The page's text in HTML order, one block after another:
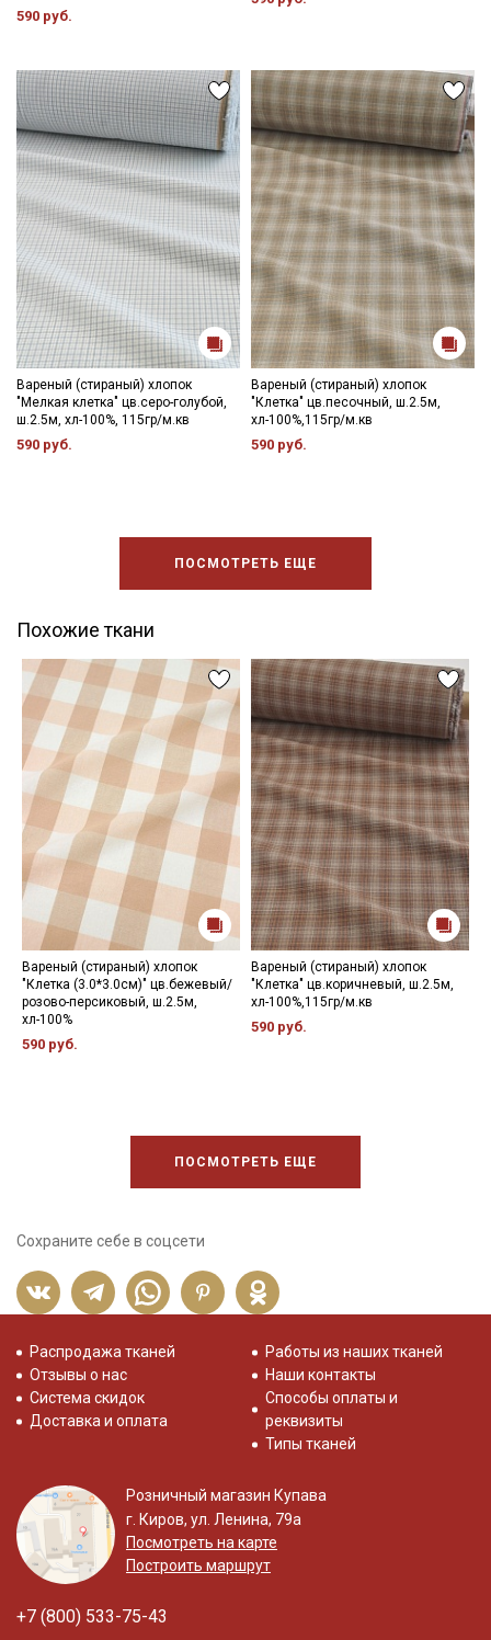
590 руб.
Вареный (стираный) хлопок
"Мелкая клетка" цв.серо-голубой,
ш.2.5м, хл-100%, 115гр/м.кв
590 руб.
Вареный (стираный) хлопок
"Клетка" цв.песочный, ш.2.5м,
хл-100%,115гр/м.кв
590 руб.
ПОСМОТРЕТЬ ЕЩЕ
Похожие ткани
Вареный (стираный) хлопок
"Клетка (3.0*3.0см)" цв.бежевый/
розово-персиковый, ш.2.5м,
хл-100%
590 руб.
Вареный (стираный) хлопок
"Клетка" цв.коричневый, ш.2.5м,
хл-100%,115гр/м.кв
590 руб.
ПОСМОТРЕТЬ ЕЩЕ
Сохраните себе в соцсети
Распродажа тканей
Отзывы о нас
Система скидок
Доставка и оплата
Работы из наших тканей
Наши контакты
Способы оплаты и
реквизиты
Типы тканей
Розничный магазин Купава
г. Киров, ул. Ленина, 79а
Посмотреть на карте
Построить маршрут
+7 (800) 533-75-43